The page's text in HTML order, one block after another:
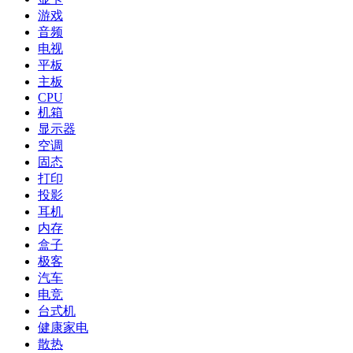
游戏
音频
电视
平板
主板
CPU
机箱
显示器
空调
固态
打印
投影
耳机
内存
盒子
极客
汽车
电竞
台式机
健康家电
散热